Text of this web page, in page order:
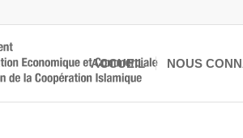
ACCUEIL NOUS